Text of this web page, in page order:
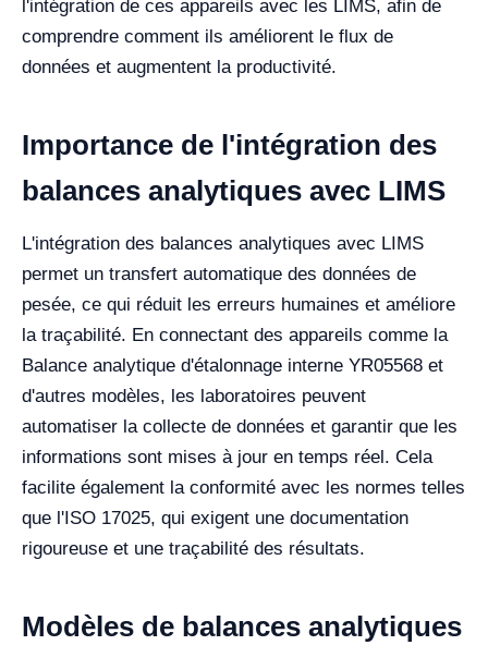
l'intégration de ces appareils avec les LIMS, afin de
comprendre comment ils améliorent le flux de
données et augmentent la productivité.
Importance de l'intégration des
balances analytiques avec LIMS
L'intégration des balances analytiques avec LIMS
permet un transfert automatique des données de
pesée, ce qui réduit les erreurs humaines et améliore
la traçabilité. En connectant des appareils comme la
Balance analytique d'étalonnage interne YR05568 et
d'autres modèles, les laboratoires peuvent
automatiser la collecte de données et garantir que les
informations sont mises à jour en temps réel. Cela
facilite également la conformité avec les normes telles
que l'ISO 17025, qui exigent une documentation
rigoureuse et une traçabilité des résultats.
Modèles de balances analytiques